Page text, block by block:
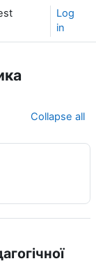
Log
in
Collapse all